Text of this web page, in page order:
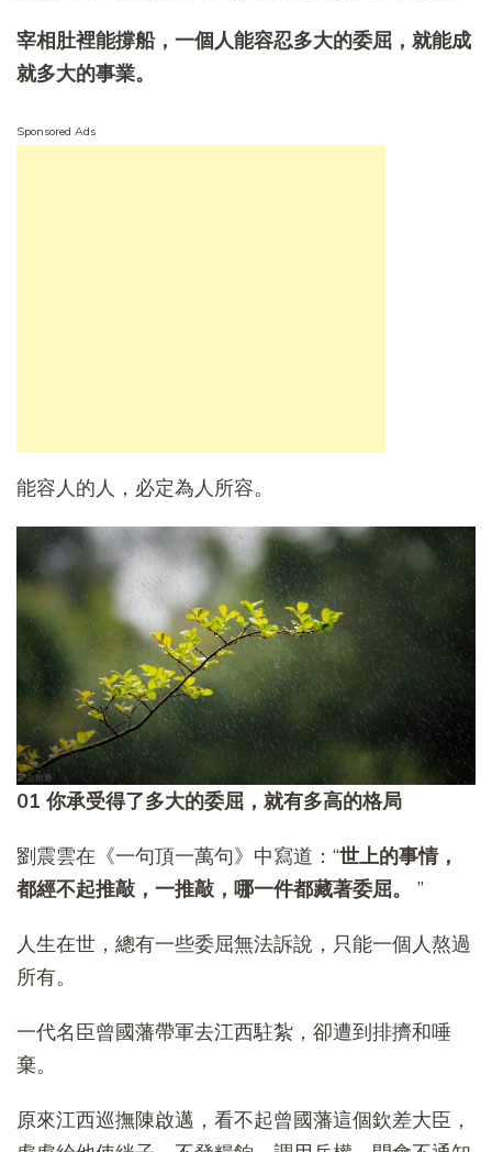
宰相肚裡能撐船，一個人能容忍多大的委屈，就能成
就多大的事業。
Sponsored Ads
能容人的人，必定為人所容。
01 你承受得了多大的委屈，就有多高的格局
劉震雲在《一句頂一萬句》中寫道：“世上的事情，
都經不起推敲，一推敲，哪一件都藏著委屈。
”
人生在世，總有一些委屈無法訴說，只能一個人熬過
所有。
一代名臣曾國藩帶軍去江西駐紮，卻遭到排擠和唾
棄。
原來江西巡撫陳啟邁，看不起曾國藩這個欽差大臣，